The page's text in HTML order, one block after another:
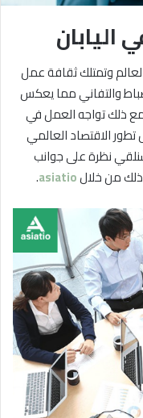
وتمتلك ثقافة عمل
والتفاني مما يعكس
ومع ذلك تواجه العمل في
تطور الاقتصاد العالمي
نظرة على جوانب
من خلالasiatio
.